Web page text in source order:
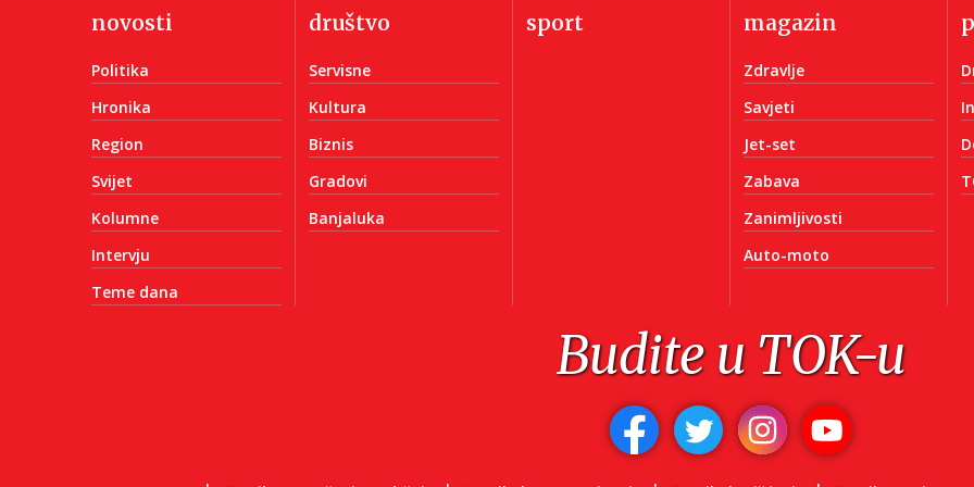
novosti
Politika
Hronika
Region
Svijet
Kolumne
Intervju
Teme dana
društvo
Servisne
Kultura
Biznis
Gradovi
Banjaluka
sport magazin
Zdravlje
Savjeti
Jet-set
Zabava
Zanimljivosti
Auto-moto
Budite u TOK-u